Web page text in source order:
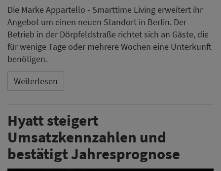
Die Marke Appartello - Smarttime Living erweitert ihr
Angebot um einen neuen Standort in Berlin. Der
Betrieb in der Dörpfeldstraße richtet sich an Gäste, die
für wenige Tage oder mehrere Wochen eine Unterkunft
benötigen.
Weiterlesen
Hyatt steigert
Umsatzkennzahlen und
bestätigt Jahresprognose